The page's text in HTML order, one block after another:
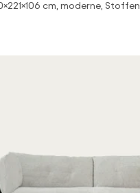
cm, moderne, Stoffen